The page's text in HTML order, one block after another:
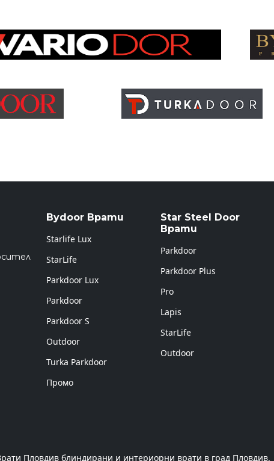
Bydoor Врати
Starlife Lux
StarLife
Parkdoor Lux
Parkdoor
Parkdoor S
Outdoor
Turka Parkdoor
Промо
Star Steel Door
Врати
Parkdoor
Parkdoor Plus
Pro
Lapis
StarLife
Outdoor
Пловдив блиндирани и интериорни врати в град Пловдив.